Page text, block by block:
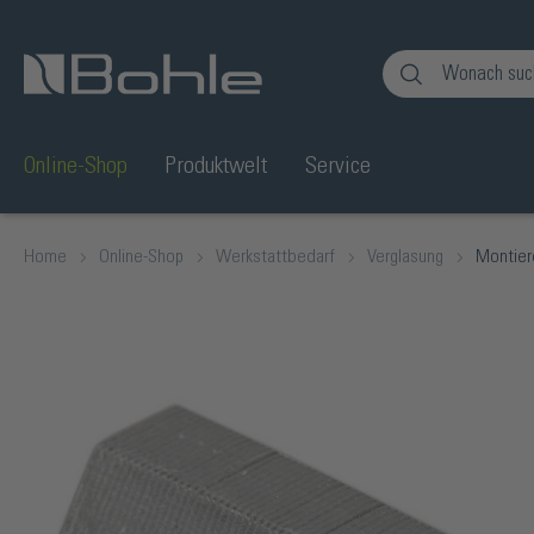
Online-Shop Produktwelt Service
Home Online-Shop Werkstattbedarf Verglasung